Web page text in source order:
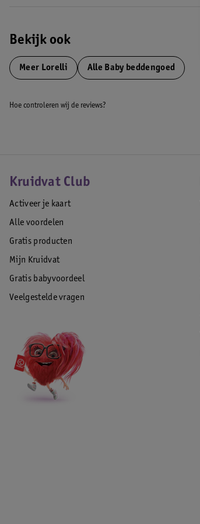
Bekijk ook
Meer Lorelli Alle Baby beddengoed
Hoe controleren wij de reviews?
Kruidvat Club
Activeer je kaart
Alle voordelen
Gratis producten
Mijn Kruidvat
Gratis babyvoordeel
Veelgestelde vragen